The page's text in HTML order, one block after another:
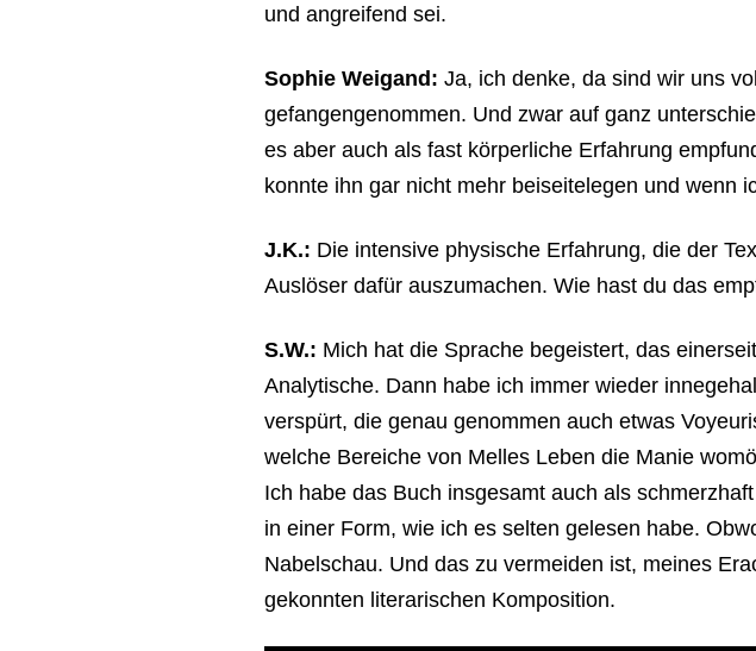
und angreifend sei.
Sophie Weigand: Ja, ich denke, da sind wir uns
gefangengenommen. Und zwar auf ganz
es aber auch als fast körperliche Erfahrung
konnte ihn gar nicht mehr beiseitelegen und wenn
J.K.: Die intensive physische Erfahrung, die der
Auslöser dafür auszumachen. Wie hast du das
S.W.: Mich hat die Sprache begeistert, das
Analytische. Dann habe ich immer wieder
verspürt, die genau genommen auch etwas
welche Bereiche von Melles Leben die Manie
Ich habe das Buch insgesamt auch als
in einer Form, wie ich es selten gelesen habe.
Nabelschau. Und das zu vermeiden ist, meines
gekonnten literarischen Komposition.